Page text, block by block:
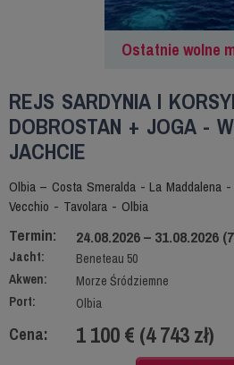
Ostatnie wolne
REJS SARDYNIA I
DOBROSTAN + JOGA -
JACHCIE
Olbia – Costa Smeralda - La Maddalena
Vecchio - Tavolara - Olbia
Termin: 24.08.2026 – 31.08.2026
Jacht:
Beneteau 50
Akwen:
Morze Śródziemne
Port:
Olbia
Cena: 1 100 € (4 743 zł)